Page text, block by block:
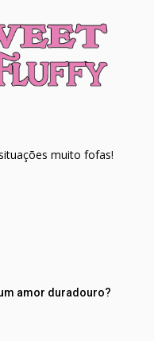
muito fofas!
amor duradouro?